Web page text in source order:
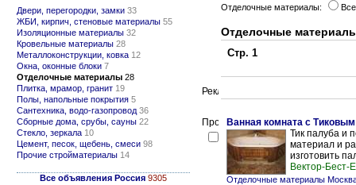
Двери, перегородки, замки 33
ЖБИ, кирпич, стеновые материалы 55
Изоляционные материалы 32
Кровельные материалы 28
Металлоконструкции, ковка 12
Окна, оконные блоки 7
Отделочные материалы 28
Плитка, мрамор, гранит 19
Полы, напольные покрытия 5
Сантехника, водо-газопровод 36
Сборные дома, срубы, сауны 22
Стекло, зеркала 10
Цемент, песок, щебень, смеси 98
Прочие стройматериалы 14
Все объявления Россия 9305
Отделочные материалы:
Отделочные
Стр. 1
Ванная комната с
Тик палуба и
материал и
изготовить
Вектор-Бест-
Отделочные материалы